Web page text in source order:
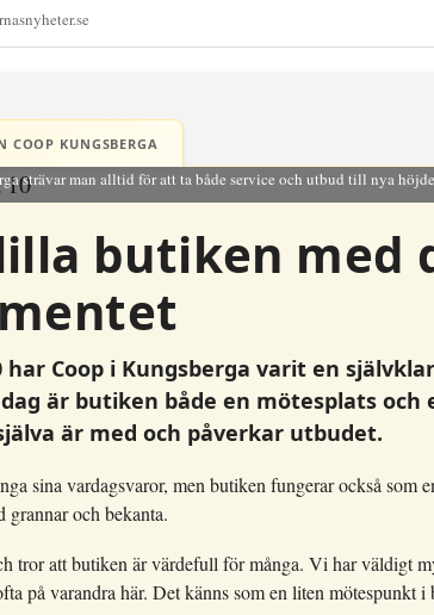
COOP KUNGSBERGA
strävar man alltid för att ta både service och utbud till nya
butiken med
har Coop i Kungsberga varit en
är butiken både en mötesplats
är med och påverkar utbudet.
sina vardagsvaror, men butiken fungerar också som
grannar och bekanta.
tror att butiken är värdefull för många. Vi har väldigt
på varandra här. Det känns som en liten mötespunkt